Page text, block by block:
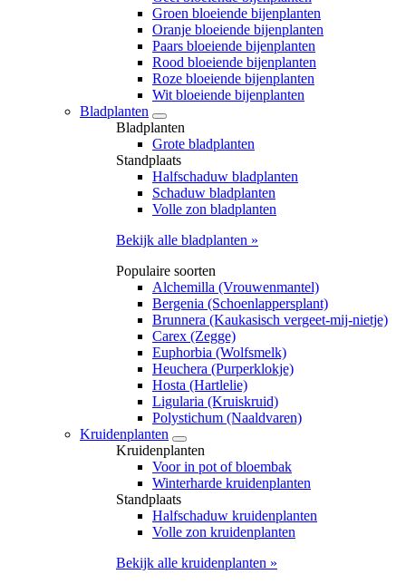
Groen bloeiende bijenplanten
Oranje bloeiende bijenplanten
Paars bloeiende bijenplanten
Rood bloeiende bijenplanten
Roze bloeiende bijenplanten
Wit bloeiende bijenplanten
Bladplanten
Bladplanten
Grote bladplanten
Standplaats
Halfschaduw bladplanten
Schaduw bladplanten
Volle zon bladplanten
Bekijk alle bladplanten »
Populaire soorten
Alchemilla (Vrouwenmantel)
Bergenia (Schoenlappersplant)
Brunnera (Kaukasisch vergeet-mij-nietje)
Carex (Zegge)
Euphorbia (Wolfsmelk)
Heuchera (Purperklokje)
Hosta (Hartlelie)
Ligularia (Kruiskruid)
Polystichum (Naaldvaren)
Kruidenplanten
Kruidenplanten
Voor in pot of bloembak
Winterharde kruidenplanten
Standplaats
Halfschaduw kruidenplanten
Volle zon kruidenplanten
​Bekijk alle kruidenplanten »